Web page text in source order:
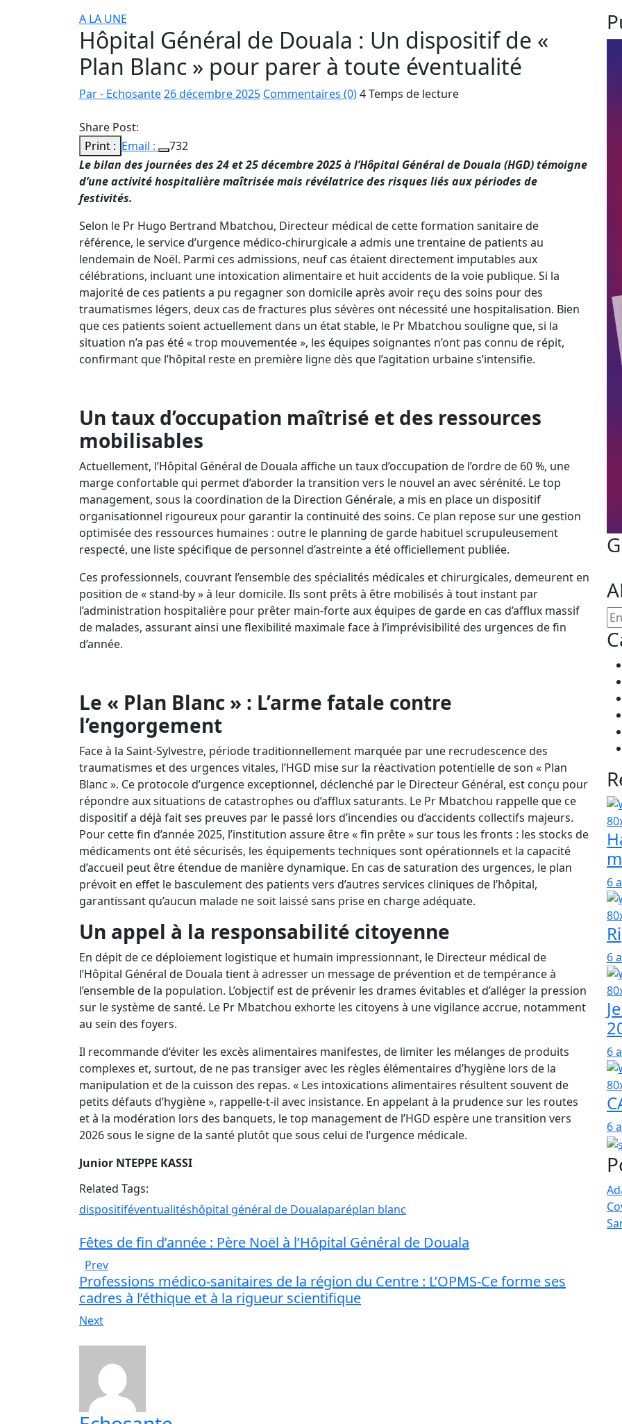
A LA UNE
Hôpital Général de Douala : Un dispositif de «
Plan Blanc » pour parer à toute éventualité
Par - Echosante26 décembre 2025 Commentaires (0)4 Temps de lecture
Share Post:
Print : Email :
732
Le bilan des journées des 24 et 25 décembre 2025 à l’Hôpital Général de Douala (HGD) témoigne
d’une activité hospitalière maîtrisée mais révélatrice des risques liés aux périodes de
festivités.
Selon le Pr Hugo Bertrand Mbatchou, Directeur médical de cette formation sanitaire de
référence, le service d’urgence médico-chirurgicale a admis une trentaine de patients au
lendemain de Noël. Parmi ces admissions, neuf cas étaient directement imputables aux
célébrations, incluant une intoxication alimentaire et huit accidents de la voie publique. Si la
majorité de ces patients a pu regagner son domicile après avoir reçu des soins pour des
traumatismes légers, deux cas de fractures plus sévères ont nécessité une hospitalisation. Bien
que ces patients soient actuellement dans un état stable, le Pr Mbatchou souligne que, si la
situation n’a pas été « trop mouvementée », les équipes soignantes n’ont pas connu de répit,
confirmant que l’hôpital reste en première ligne dès que l’agitation urbaine s’intensifie.
Un taux d’occupation maîtrisé et des ressources
mobilisables
Actuellement, l’Hôpital Général de Douala affiche un taux d’occupation de l’ordre de 60 %, une
marge confortable qui permet d’aborder la transition vers le nouvel an avec sérénité. Le top
management, sous la coordination de la Direction Générale, a mis en place un dispositif
organisationnel rigoureux pour garantir la continuité des soins. Ce plan repose sur une gestion
optimisée des ressources humaines : outre le planning de garde habituel scrupuleusement
respecté, une liste spécifique de personnel d’astreinte a été officiellement publiée.
Ces professionnels, couvrant l’ensemble des spécialités médicales et chirurgicales, demeurent en
position de « stand-by » à leur domicile. Ils sont prêts à être mobilisés à tout instant par
l’administration hospitalière pour prêter main-forte aux équipes de garde en cas d’afflux massif
de malades, assurant ainsi une flexibilité maximale face à l’imprévisibilité des urgences de fin
d’année.
Le « Plan Blanc » : L’arme fatale contre
l’engorgement
Face à la Saint-Sylvestre, période traditionnellement marquée par une recrudescence des
traumatismes et des urgences vitales, l’HGD mise sur la réactivation potentielle de son « Plan
Blanc ». Ce protocole d’urgence exceptionnel, déclenché par le Directeur Général, est conçu pour
répondre aux situations de catastrophes ou d’afflux saturants. Le Pr Mbatchou rappelle que ce
dispositif a déjà fait ses preuves par le passé lors d’incendies ou d’accidents collectifs majeurs.
Pour cette fin d’année 2025, l’institution assure être « fin prête » sur tous les fronts : les stocks de
médicaments ont été sécurisés, les équipements techniques sont opérationnels et la capacité
d’accueil peut être étendue de manière dynamique. En cas de saturation des urgences, le plan
prévoit en effet le basculement des patients vers d’autres services cliniques de l’hôpital,
garantissant qu’aucun malade ne soit laissé sans prise en charge adéquate.
Un appel à la responsabilité citoyenne
En dépit de ce déploiement logistique et humain impressionnant, le Directeur médical de
l’Hôpital Général de Douala tient à adresser un message de prévention et de tempérance à
l’ensemble de la population. L’objectif est de prévenir les drames évitables et d’alléger la pression
sur le système de santé. Le Pr Mbatchou exhorte les citoyens à une vigilance accrue, notamment
au sein des foyers.
Il recommande d’éviter les excès alimentaires manifestes, de limiter les mélanges de produits
complexes et, surtout, de ne pas transiger avec les règles élémentaires d’hygiène lors de la
manipulation et de la cuisson des repas. « Les intoxications alimentaires résultent souvent de
petits défauts d’hygiène », rappelle-t-il avec insistance. En appelant à la prudence sur les routes
et à la modération lors des banquets, le top management de l’HGD espère une transition vers
2026 sous le signe de la santé plutôt que sous celui de l’urgence médicale.
Junior NTEPPE KASSI
Related Tags:
dispositiféventualitéshôpital général de Doualaparéplan blanc
Fêtes de fin d’année : Père Noël à l’Hôpital Général de Douala
Prev
Professions médico-sanitaires de la région du Centre : L’OPMS-Ce forme ses
cadres à l’éthique et à la rigueur scientifique
Next
6
6
6
6